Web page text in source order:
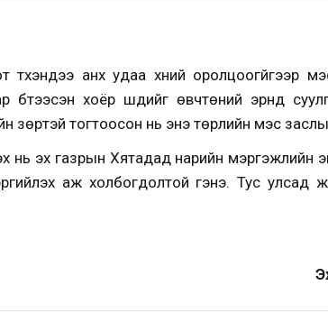
анх удаа хүний оролцоогүйгээр
бүтээсэн хоёр шүдийг өвчтөний эрүүнд
зөрүүтэй тогтоосон нь энэ төрлийн мэс
нь эх газрын Хятадад нарийн
аж холбогдолтой гэнэ. Тус улсад